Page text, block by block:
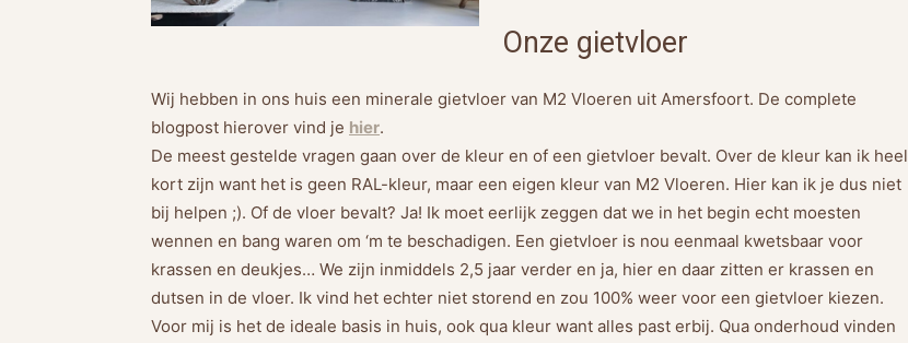
Onze gietvloer
Wij hebben in ons huis een minerale gietvloer van M2 Vloeren uit Amersfoort. De complete
blogpost hierover vind je hier.
De meest gestelde vragen gaan over de kleur en of een gietvloer bevalt. Over de kleur kan ik heel
kort zijn want het is geen RAL-kleur, maar een eigen kleur van M2 Vloeren. Hier kan ik je dus niet
bij helpen ;). Of de vloer bevalt? Ja! Ik moet eerlijk zeggen dat we in het begin echt moesten
wennen en bang waren om ‘m te beschadigen. Een gietvloer is nou eenmaal kwetsbaar voor
krassen en deukjes… We zijn inmiddels 2,5 jaar verder en ja, hier en daar zitten er krassen en
dutsen in de vloer. Ik vind het echter niet storend en zou 100% weer voor een gietvloer kiezen.
Voor mij is het de ideale basis in huis, ook qua kleur want alles past erbij. Qua onderhoud vinden